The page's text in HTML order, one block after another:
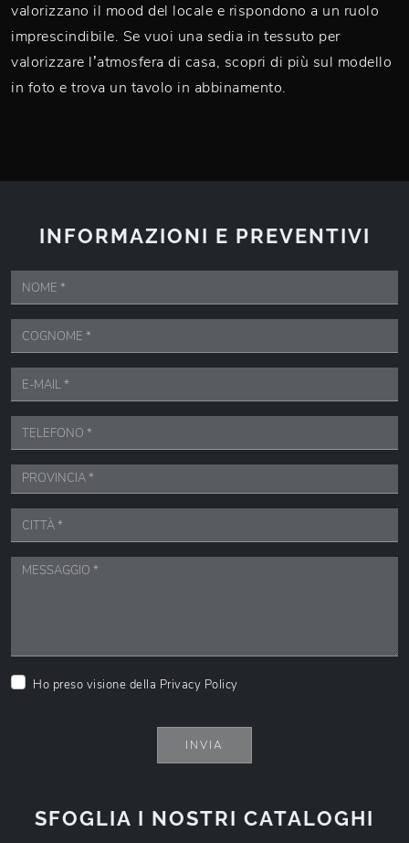
valorizzano il mood del locale e rispondono a un ruolo
imprescindibile. Se vuoi una sedia in tessuto per
valorizzare l’atmosfera di casa, scopri di più sul modello
in foto e trova un tavolo in abbinamento.
SFOGLIA I NOSTRI CATALOGHI
INFORMAZIONI E PREVENTIVI
Ho preso visione della Privacy Policy
INVIA